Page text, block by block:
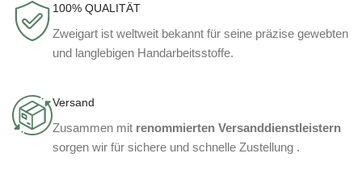
100% QUALITÄT
Zweigart ist weltweit bekannt für seine präzise gewebten
und langlebigen Handarbeitsstoffe.
Versand
Zusammen mit renommierten Versanddienstleistern
sorgen wir für sichere und schnelle Zustellung .